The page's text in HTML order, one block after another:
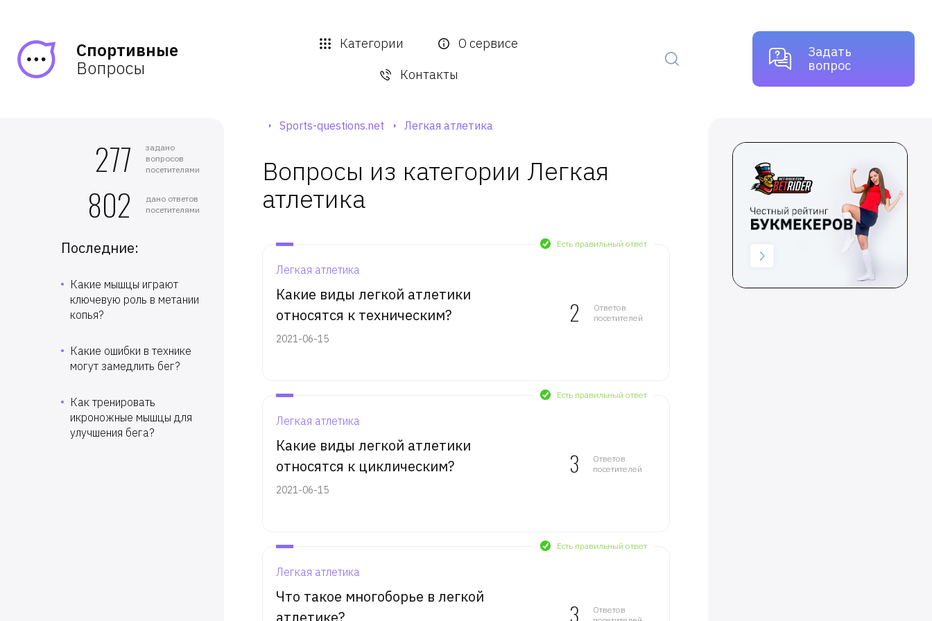
Спортивные
Вопросы
Категории
О сервисе
Контакты
Задать
вопрос
277
задано
вопросов
посетителями
802
дано ответов
посетителями
Последние:
Какие мышцы играют
ключевую роль в метании
копья?
Какие ошибки в технике
могут замедлить бег?
Как тренировать
икроножные мышцы для
улучшения бега?
Sports-questions.net Легкая атлетика
Вопросы из категории Легкая
атлетика
Есть правильный ответ
Легкая атлетика
Какие виды легкой атлетики
относятся к техническим?
2021-06-15
2
Ответов
посетителей
Есть правильный ответ
Легкая атлетика
Какие виды легкой атлетики
относятся к циклическим?
2021-06-15
3
Ответов
посетителей
Есть правильный ответ
Легкая атлетика
Что такое многоборье в легкой
атлетике?
3
Ответов